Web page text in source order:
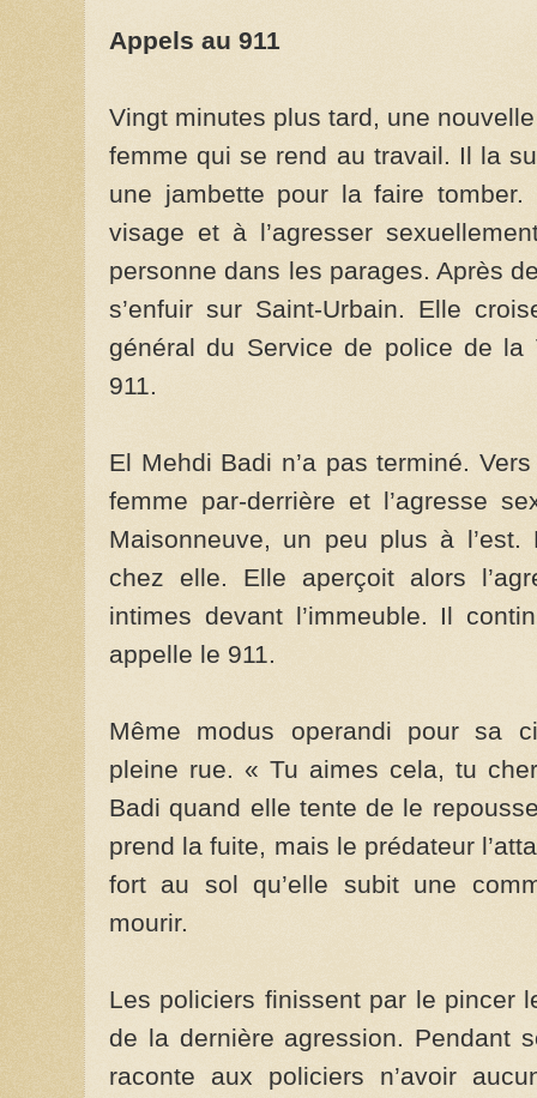
Appels au 911
Vingt minutes plus tard, une
femme qui se rend au travail. Il la
une jambette pour la faire
visage et à l’agresser
personne dans les parages. Après
s’enfuir sur Saint-Urbain. Elle
général du Service de police de
911.
El Mehdi Badi n’a pas terminé.
femme par-derrière et l’agresse
Maisonneuve, un peu plus à
chez elle. Elle aperçoit alors
intimes devant l’immeuble. Il
appelle le 911.
Même modus operandi pour sa
pleine rue. « Tu aimes cela, tu
Badi quand elle tente de le
prend la fuite, mais le prédateur
fort au sol qu’elle subit une
mourir.
Les policiers finissent par le pincer
de la dernière agression. Pendant
raconte aux policiers n’avoir